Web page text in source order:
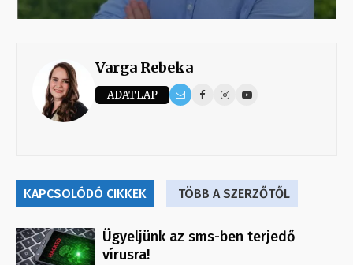
Varga Rebeka
ADATLAP
KAPCSOLÓDÓ CIKKEK TÖBB A SZERZŐTŐL
Ügyeljünk az sms-ben terjedő
vírusra!